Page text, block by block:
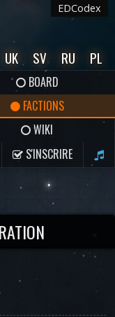
EDCodex
UK SV RU PL
BOARD
FACTIONS
WIKI
S'INSCRIRE